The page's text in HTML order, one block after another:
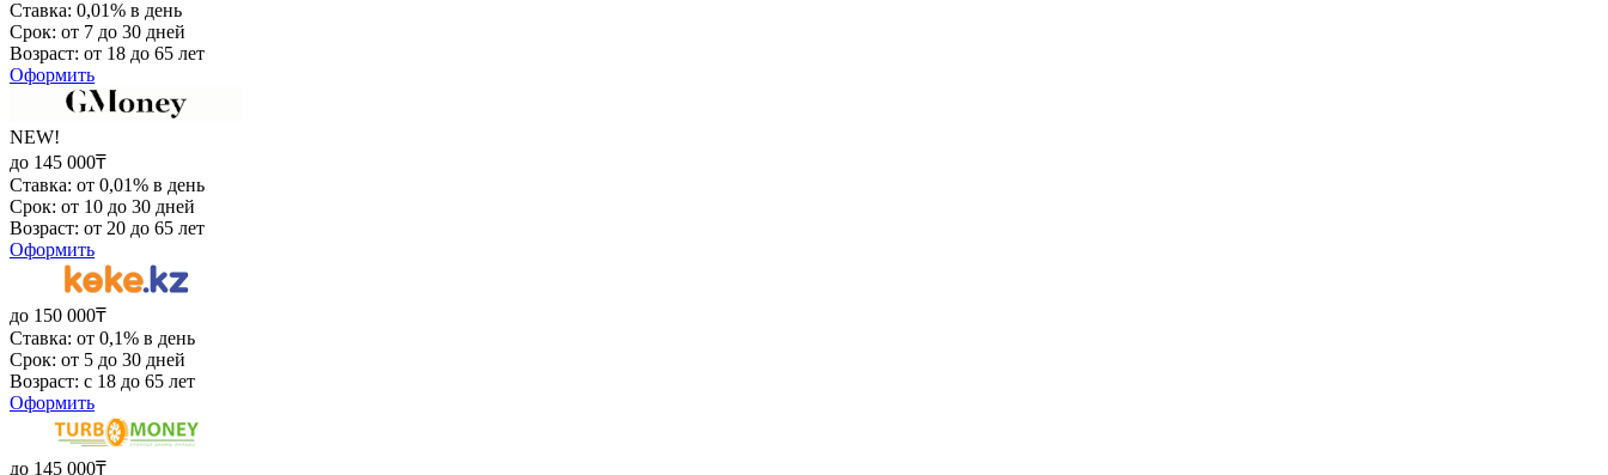
Ставка: 0,01% в день
Срок: от 7 до 30 дней
Возраст: от 18 до 65 лет
Оформить
NEW!
до 145 000₸
Ставка: от 0,01% в день
Срок: от 10 до 30 дней
Возраст: от 20 до 65 лет
Оформить
до 150 000₸
Ставка: от 0,1% в день
Срок: от 5 до 30 дней
Возраст: с 18 до 65 лет
Оформить
до 145 000₸